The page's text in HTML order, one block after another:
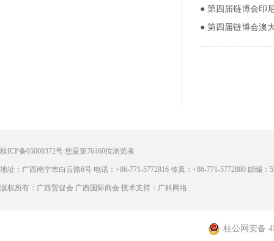
● 第四届链博会印
● 第四届链博会澳
桂ICP备05008372号 您是第76160位浏览者
地址：广西南宁市白云路6号 电话：+86-771-5772816 传真：+86-771-5772880 邮编：
版权所有：广西贸促会 广西国际商会 技术支持：广科网络
桂公网安备